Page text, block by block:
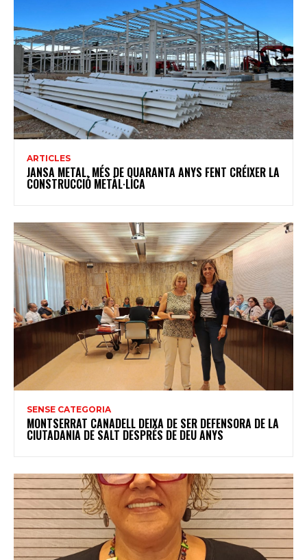
ARTICLES
JANSA METAL, MÉS DE QUARANTA ANYS FENT CRÉIXER LA
CONSTRUCCIÓ METÀL·LICA
SENSE CATEGORIA
MONTSERRAT CANADELL DEIXA DE SER DEFENSORA DE LA
CIUTADANIA DE SALT DESPRÉS DE DEU ANYS